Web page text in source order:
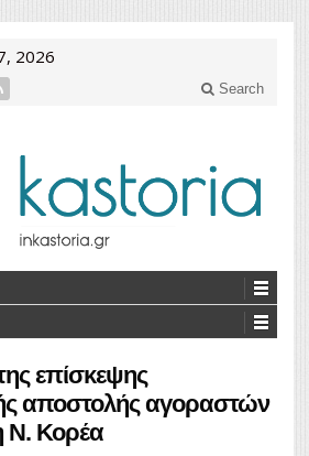
2026
Search
επίσκεψης
αποστολής αγοραστών
Ν. Κορέα